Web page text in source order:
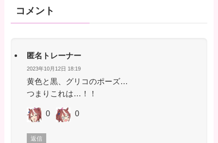
コメント
匿名トレーナー
2023年10月12日 18:19
黄色と黒、グリコのポーズ…
つまりこれは…！！
0 0
返信